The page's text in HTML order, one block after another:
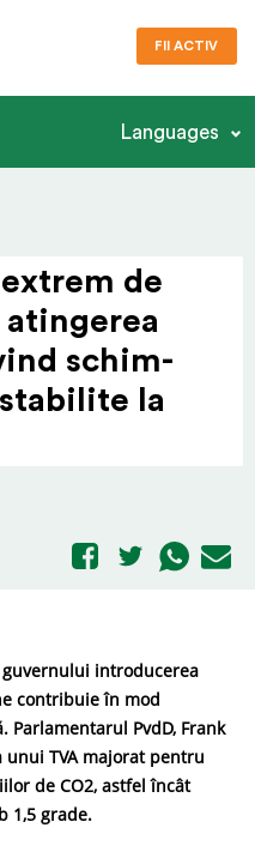
FII ACTIV
Languages
de
atingerea
schim­
la
introducerea
contribuie în mod
Parlamentarul PvdD, Frank
TVA majorat pentru
de CO2, astfel încât
1,5 grade.